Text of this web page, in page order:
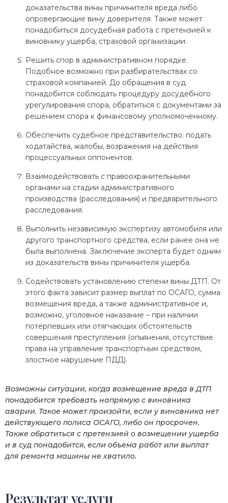
доказательства вины причинителя вреда либо
опровергающие вину доверителя. Также может
понадобиться досудебная работа с претензией к
виновнику ущерба, страховой организации.
Решить спор в административном порядке.
Подобное возможно при разбирательствах со
страховой компанией. До обращения в суд
понадобится соблюдать процедуру досудебного
урегулирования спора, обратиться с документами за
решением спора к финансовому уполномоченному.
Обеспечить судебное представительство: подать
ходатайства, жалобы, возражения на действия
процессуальных оппонентов.
Взаимодействовать с правоохранительными
органами на стадии административного
производства (расследования) и предварительного
расследования.
Выполнить независимую экспертизу автомобиля или
другого транспортного средства, если ранее она не
была выполнена. Заключение эксперта будет одним
из доказательств вины причинителя ущерба.
Содействовать установлению степени вины ДТП. От
этого факта зависит размер выплат по ОСАГО, сумма
возмещения вреда, а также административное и,
возможно, уголовное наказание – при наличии
потерпевших или отягчающих обстоятельств
совершения преступления (опьянения, отсутствие
права на управление транспортным средством,
злостное нарушение ПДД).
Возможны ситуации, когда возмещение вреда в ДТП
понадобится требовать напрямую с виновника
аварии. Такое может произойти, если у виновника нет
действующего полиса ОСАГО, либо он просрочен.
Также обратиться с претензией о возмещении ущерба
и в суд понадобится, если объема работ или выплат
для ремонта машины не хватило.
Результат услуги